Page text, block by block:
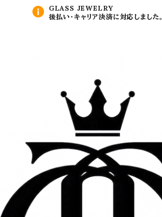
GLASS JEWELRY
後払い・キャリア決済に対応しました。